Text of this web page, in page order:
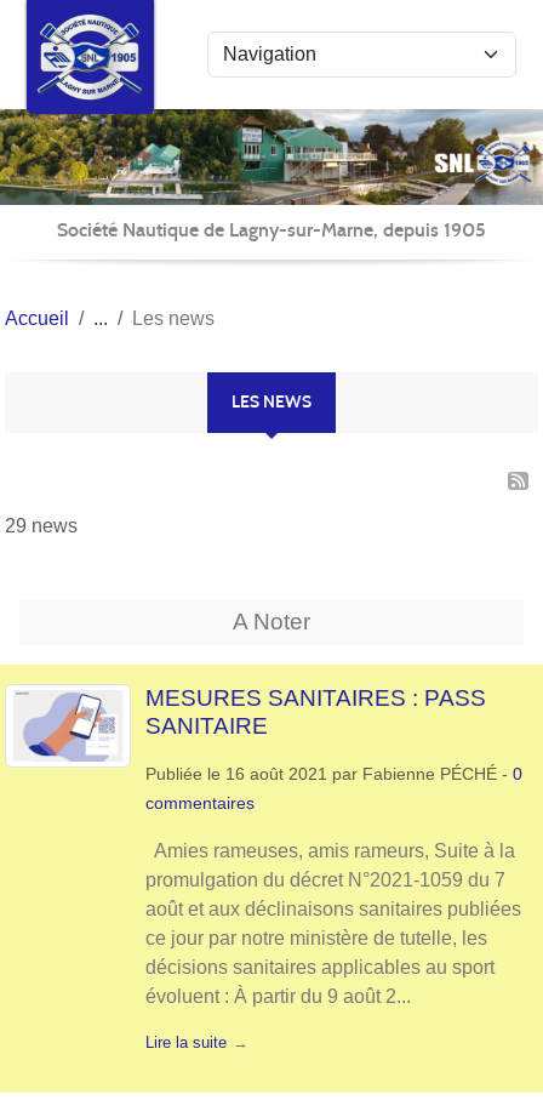
Société Nautique de Lagny-sur-Marne, depuis 1905
Accueil Les news
LES NEWS
29 news
A Noter
MESURES SANITAIRES : PASS
SANITAIRE
Publiée le 16 août 2021 par Fabienne PÉCHÉ - 0
commentaires
Amies rameuses, amis rameurs, Suite à la
promulgation du décret N°2021-1059 du 7
août et aux déclinaisons sanitaires publiées
ce jour par notre ministère de tutelle, les
décisions sanitaires applicables au sport
évoluent : À partir du 9 août 2...
Lire la suite
Panneau de gestion des cookies